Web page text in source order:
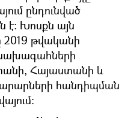
ընդունված
է: Խոսքն այն
թվականի
Հայաստանի և
հանդիպման